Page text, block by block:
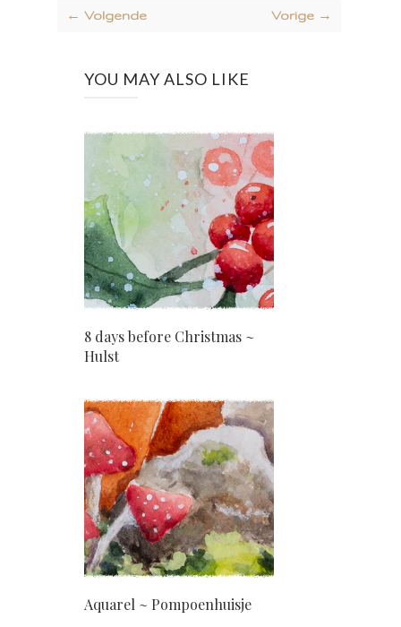
← Volgende Vorige →
YOU MAY ALSO LIKE
8 days before Christmas ~
Hulst
Aquarel ~ Pompoenhuisje